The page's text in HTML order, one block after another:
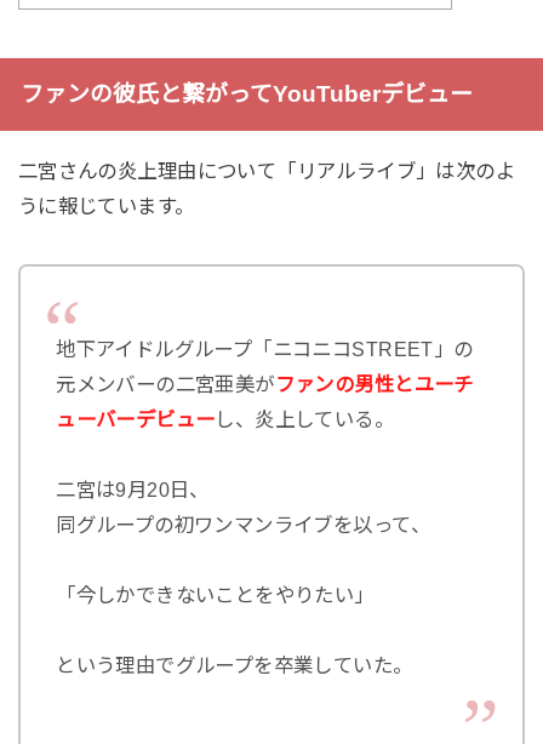
ファンの彼氏と繋がってYouTuberデビュー
二宮さんの炎上理由について「リアルライブ」は次のよ
うに報じています。
地下アイドルグループ「ニコニコSTREET」の
元メンバーの二宮亜美がファンの男性とユーチ
ューバーデビュー し、炎上している。
二宮は9月20日、
同グループの初ワンマンライブを以って、
「今しかできないことをやりたい」
という理由でグループを卒業していた。